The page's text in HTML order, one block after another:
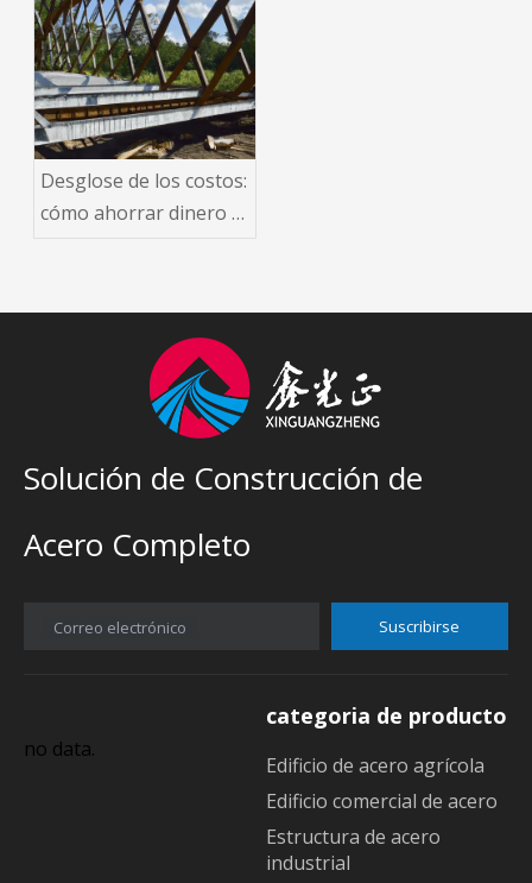
Desglose de los costos:
cómo ahorrar dinero al
Solución de Construcción de
Acero Completo
Correo electrónico Suscribirse
no data.
categoria de producto
Edificio de acero agrícola
Edificio comercial de acero
Estructura de acero
industrial